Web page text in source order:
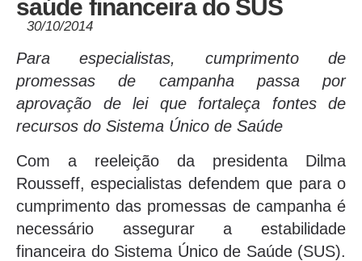
saúde financeira do SUS
30/10/2014
Para especialistas, cumprimento de
promessas de campanha passa por
aprovação de lei que fortaleça fontes de
recursos do Sistema Único de Saúde
Com a reeleição da presidenta Dilma
Rousseff, especialistas defendem que para o
cumprimento das promessas de campanha é
necessário assegurar a estabilidade
financeira do Sistema Único de Saúde (SUS).